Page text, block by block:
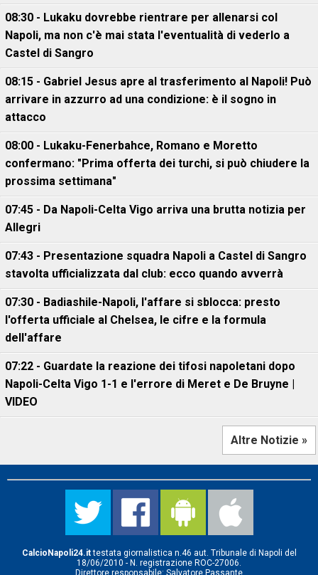
08:30 - Lukaku dovrebbe rientrare per allenarsi col
Napoli, ma non c'è mai stata l'eventualità di vederlo a
Castel di Sangro
08:15 - Gabriel Jesus apre al trasferimento al Napoli! Può
arrivare in azzurro ad una condizione: è il sogno in
attacco
08:00 - Lukaku-Fenerbahce, Romano e Moretto
confermano: "Prima offerta dei turchi, si può chiudere la
prossima settimana"
07:45 - Da Napoli-Celta Vigo arriva una brutta notizia per
Allegri
07:43 - Presentazione squadra Napoli a Castel di Sangro
stavolta ufficializzata dal club: ecco quando avverrà
07:30 - Badiashile-Napoli, l'affare si sblocca: presto
l'offerta ufficiale al Chelsea, le cifre e la formula
dell'affare
07:22 - Guardate la reazione dei tifosi napoletani dopo
Napoli-Celta Vigo 1-1 e l'errore di Meret e De Bruyne |
VIDEO
Altre Notizie »
CalcioNapoli24.ittestata giornalistica n.46 aut. Tribunale di Napoli del
18/06/2010 - N. registrazione ROC-27006.
Direttore responsabile: Salvatore Passante